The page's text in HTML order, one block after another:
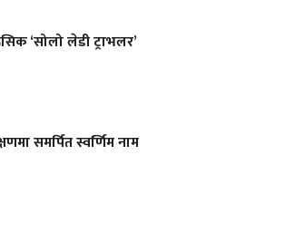
‘सोलो लेडी ट्राभलर’
समर्पित स्वर्णिम नाम